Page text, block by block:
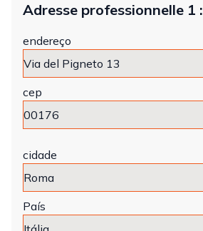
Adresse professionnelle 1 :
endereço
cep
cidade
País